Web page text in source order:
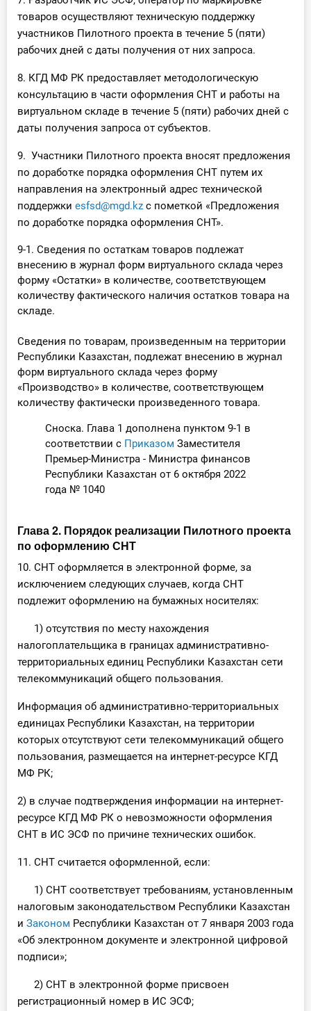
товаров осуществляют техническую поддержку
участников Пилотного проекта в течение 5 (пяти)
рабочих дней с даты получения от них запроса.
8. КГД МФ РК предоставляет методологическую
консультацию в части оформления СНТ и работы на
виртуальном складе в течение 5 (пяти) рабочих дней с
даты получения запроса от субъектов.
9. Участники Пилотного проекта вносят предложения
по доработке порядка оформления СНТ путем их
направления на электронный адрес технической
поддержки esfsd@mgd.kz с пометкой «Предложения
по доработке порядка оформления СНТ».
9-1. Сведения по остаткам товаров подлежат
внесению в журнал форм виртуального склада через
форму «Остатки» в количестве, соответствующем
количеству фактического наличия остатков товара на
складе.
Сведения по товарам, произведенным на территории
Республики Казахстан, подлежат внесению в журнал
форм виртуального склада через форму
«Производство» в количестве, соответствующем
количеству фактически произведенного товара.
Сноска. Глава 1 дополнена пунктом 9-1 в
соответствии с Приказом Заместителя
Премьер-Министра - Министра финансов
Республики Казахстан от 6 октября 2022
года № 1040
Глава 2. Порядок реализации Пилотного проекта
по оформлению СНТ
10. СНТ оформляется в электронной форме, за
исключением следующих случаев, когда СНТ
подлежит оформлению на бумажных носителях:
1) отсутствия по месту нахождения
налогоплательщика в границах административно-
территориальных единиц Республики Казахстан сети
телекоммуникаций общего пользования.
Информация об административно-территориальных
единицах Республики Казахстан, на территории
которых отсутствуют сети телекоммуникаций общего
пользования, размещается на интернет-ресурсе КГД
МФ РК;
2) в случае подтверждения информации на интернет-
ресурсе КГД МФ РК о невозможности оформления
СНТ в ИС ЭСФ по причине технических ошибок.
11. СНТ считается оформленной, если:
1) СНТ соответствует требованиям, установленным
налоговым законодательством Республики Казахстан
и Законом Республики Казахстан от 7 января 2003 года
«Об электронном документе и электронной цифровой
подписи»;
2) СНТ в электронной форме присвоен
регистрационный номер в ИС ЭСФ;